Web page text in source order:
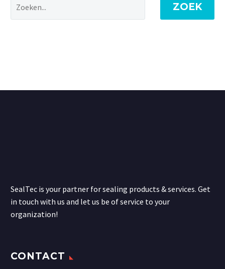
ZOEK
SealTec is your partner for sealing products & services. Get
in touch with us and let us be of service to your
organization!
CONTACT